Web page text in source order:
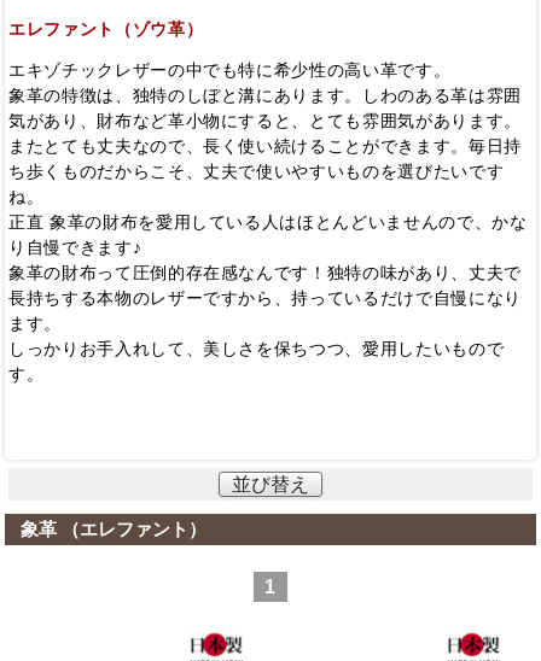
エレファント（ゾウ革）
エキゾチックレザーの中でも特に希少性の高い革です。
象革の特徴は、独特のしぼと溝にあります。しわのある革は雰囲
気があり、財布など革小物にすると、とても雰囲気があります。
またとても丈夫なので、長く使い続けることができます。毎日持
ち歩くものだからこそ、丈夫で使いやすいものを選びたいです
ね。
正直 象革の財布を愛用している人はほとんどいませんので、かな
り自慢できます♪
象革の財布って圧倒的存在感なんです！独特の味があり、丈夫で
長持ちする本物のレザーですから、持っているだけで自慢になり
ます。
しっかりお手入れして、美しさを保ちつつ、愛用したいもので
す。
並び替え
象革 （エレファント）
1